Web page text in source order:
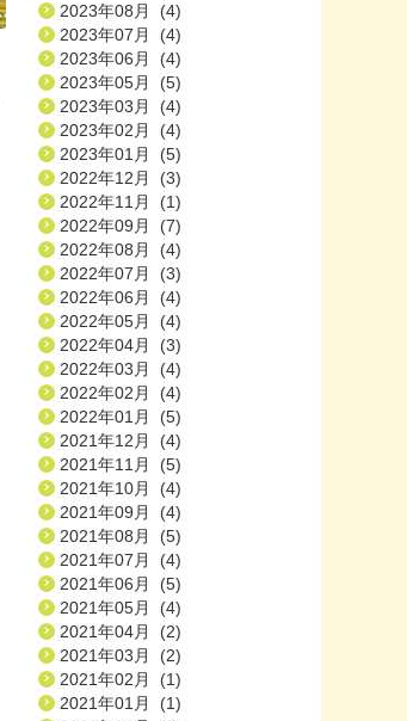
2023年08月 (4)
2023年07月 (4)
2023年06月 (4)
2023年05月 (5)
2023年03月 (4)
2023年02月 (4)
2023年01月 (5)
2022年12月 (3)
2022年11月 (1)
2022年09月 (7)
2022年08月 (4)
2022年07月 (3)
2022年06月 (4)
2022年05月 (4)
2022年04月 (3)
2022年03月 (4)
2022年02月 (4)
2022年01月 (5)
2021年12月 (4)
2021年11月 (5)
2021年10月 (4)
2021年09月 (4)
2021年08月 (5)
2021年07月 (4)
2021年06月 (5)
2021年05月 (4)
2021年04月 (2)
2021年03月 (2)
2021年02月 (1)
2021年01月 (1)